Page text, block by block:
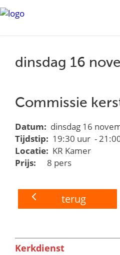
dinsdag 16
Commissie
Datum: dinsdag 16
Tijdstip: 19:30 uur -
Locatie: KR Kamer
Prijs:
8 pers
terug
Kerkdienst